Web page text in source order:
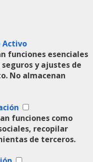
Activo
funciones esenciales
y ajustes de
No almacenan
funciones como
recopilar
de terceros.